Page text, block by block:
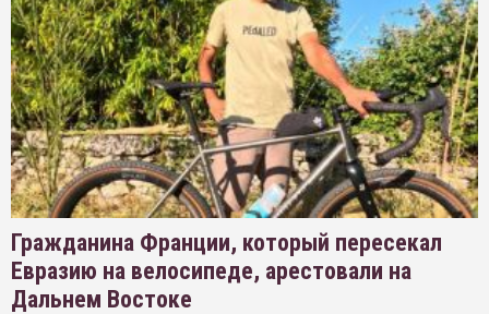
Гражданина Франции, который пересекал
Евразию на велосипеде, арестовали на
Дальнем Востоке